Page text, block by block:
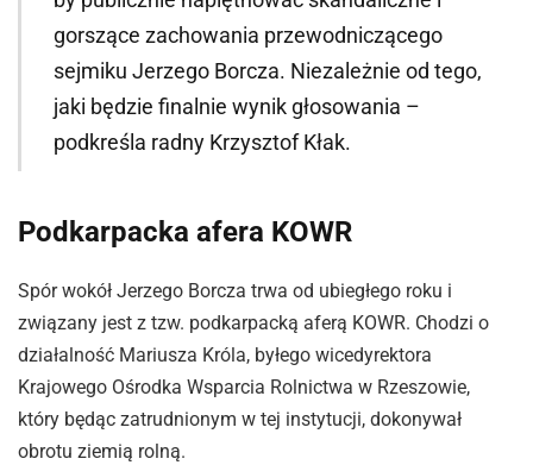
gorszące zachowania przewodniczącego
sejmiku Jerzego Borcza. Niezależnie od tego,
jaki będzie finalnie wynik głosowania –
podkreśla radny Krzysztof Kłak.
Podkarpacka afera KOWR
Spór wokół Jerzego Borcza trwa od ubiegłego roku i
związany jest z tzw. podkarpacką aferą KOWR. Chodzi o
działalność Mariusza Króla, byłego wicedyrektora
Krajowego Ośrodka Wsparcia Rolnictwa w Rzeszowie,
który będąc zatrudnionym w tej instytucji, dokonywał
obrotu ziemią rolną.